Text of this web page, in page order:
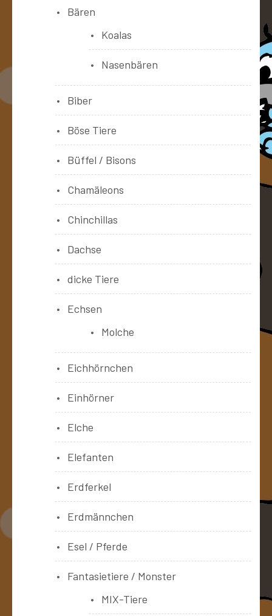
Bären
Koalas
Nasenbären
Biber
Böse Tiere
Büffel / Bisons
Chamäleons
Chinchillas
Dachse
dicke Tiere
Echsen
Molche
Eichhörnchen
Einhörner
Elche
Elefanten
Erdferkel
Erdmännchen
Esel / Pferde
Fantasietiere / Monster
MIX-Tiere